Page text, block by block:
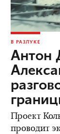
В РАЗЛУКЕ
Антон
Проект
проводит